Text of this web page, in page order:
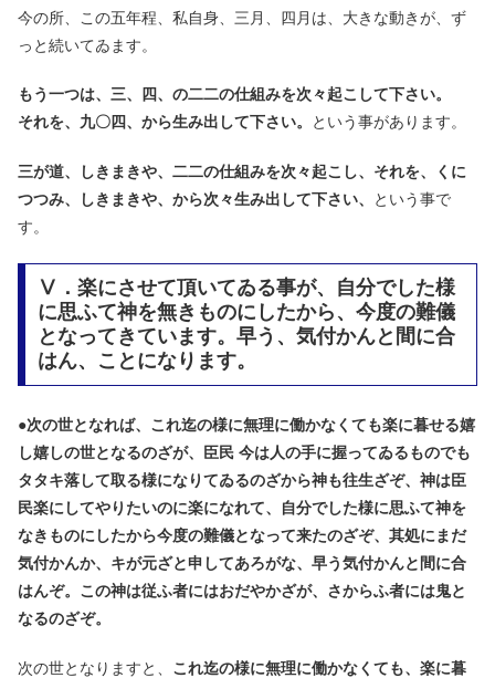
今の所、この五年程、私自身、三月、四月は、大きな動きが、ず
っと続いてゐます。
もう一つは、三、四、の二二の仕組みを次々起こして下さい。
それを、九〇四、から生み出して下さい。
という事があります。
三が道、しきまきや、二二の仕組みを次々起こし、それを、くに
つつみ、しきまきや、から次々生み出して下さい、
という事で
す。
Ⅴ．楽にさせて頂いてゐる事が、自分でした様
に思ふて神を無きものにしたから、今度の難儀
となってきています。早う、気付かんと間に合
はん、ことになります。
●次の世となれば、これ迄の様に無理に働かなくても楽に暮せる嬉
し嬉しの世となるのざが、臣民 今は人の手に握ってゐるものでも
タタキ落して取る様になりてゐるのざから神も往生ざぞ、神は臣
民楽にしてやりたいのに楽になれて、自分でした様に思ふて神を
なきものにしたから今度の難儀となって来たのざぞ、其処にまだ
気付かんか、キが元ざと申してあろがな、早う気付かんと間に合
はんぞ。この神は従ふ者にはおだやかざが、さからふ者には鬼と
なるのざぞ。
次の世となりますと、 これ迄の様に無理に働かなくても、楽に暮